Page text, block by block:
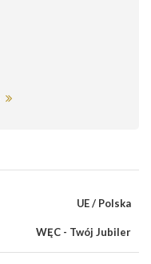
UE / Polska
WĘC - Twój Jubiler